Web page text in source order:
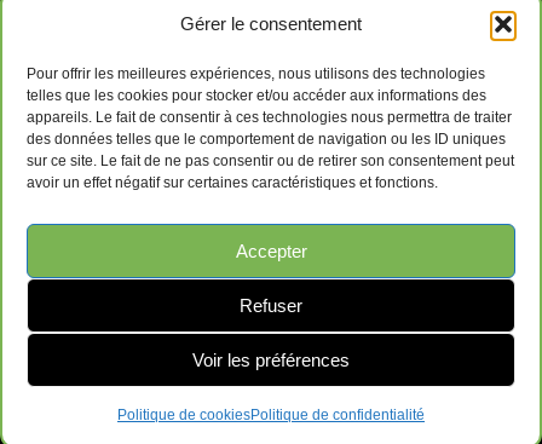
Gérer le consentement
Pour offrir les meilleures expériences, nous utilisons des technologies
telles que les cookies pour stocker et/ou accéder aux informations des
appareils. Le fait de consentir à ces technologies nous permettra de traiter
des données telles que le comportement de navigation ou les ID uniques
sur ce site. Le fait de ne pas consentir ou de retirer son consentement peut
avoir un effet négatif sur certaines caractéristiques et fonctions.
Accepter
Refuser
Voir les préférences
Politique de cookiesPolitique de confidentialité